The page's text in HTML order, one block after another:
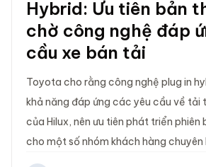
Hybrid: Ưu tiên bản
chờ công nghệ đáp
cầu xe bán tải
Toyota cho rằng công nghệ plug in
khả năng đáp ứng các yêu cầu về tải
của Hilux, nên ưu tiên phát triển phiên
cho một số nhóm khách hàng chuyên